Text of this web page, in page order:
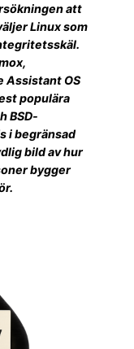
att
Linux som
Assistant OS
populära
BSD-
i begränsad
bild av hur
bygger